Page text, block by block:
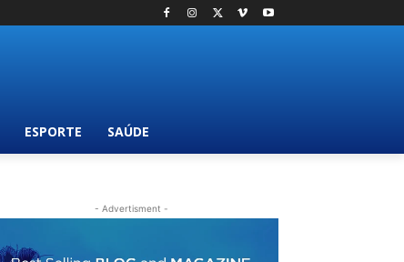
ESPORTE SAÚDE
- Advertisment -